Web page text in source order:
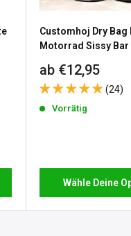
Die Kosten für
auf
finden Sie
Customhoj Dry Bag
Motorrad Sissy Bar
Sonderpreis
ab €12,95
(24)
Vorrätig
Wähle Deine